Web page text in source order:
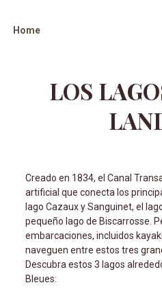
Home
LOS
Creado en 1834, el Canal Transaquitaine es una vía fluvial
artificial que conecta los
lago Cazaux y Sanguinet, el
pequeño lago de Biscarrosse.
embarcaciones, incluidos
naveguen entre estos tres
Descubra estos 3 lagos
Bleues: